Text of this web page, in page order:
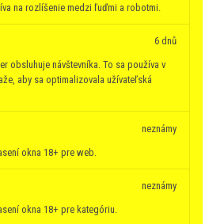
na rozlíšenie medzi ľuďmi a robotmi.
obsluhuje návštevníka. To sa používa v
aby sa optimalizovala užívateľská
6 dnů
okna 18+ pre web.
neznámy
okna 18+ pre kategóriu.
neznámy